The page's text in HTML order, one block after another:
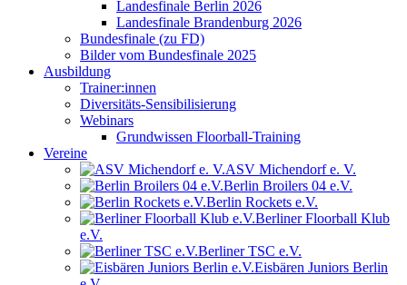
Landesfinale Berlin 2026
Landesfinale Brandenburg 2026
Bundesfinale (zu FD)
Bilder vom Bundesfinale 2025
Ausbildung
Trainer:innen
Diversitäts-Sensibilisierung
Webinars
Grundwissen Floorball-Training
Vereine
ASV Michendorf e. V.
Berlin Broilers 04 e.V.
Berlin Rockets e.V.
Berliner Floorball Klub
e.V.
Berliner TSC e.V.
Eisbären Juniors Berlin